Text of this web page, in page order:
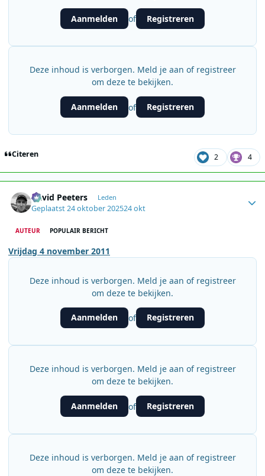
Aanmelden of Registreren
Deze inhoud is verborgen. Meld je aan of registreer
om deze te bekijken.
Aanmelden of Registreren
Citeren 2 4
David Peeters Leden
Geplaatst24 oktober 202524 okt
AUTEUR POPULAIR BERICHT
Vrijdag 4 november 2011
Deze inhoud is verborgen. Meld je aan of registreer
om deze te bekijken.
Aanmelden of Registreren
Deze inhoud is verborgen. Meld je aan of registreer
om deze te bekijken.
Aanmelden of Registreren
Deze inhoud is verborgen. Meld je aan of registreer
om deze te bekijken.